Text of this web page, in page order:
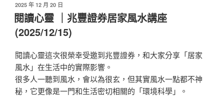
2025 年 12 月 20 日
閱讀心靈 ｜兆豐證券居家風水講座️
(2025/12/15)
閱讀心靈這次很榮幸受邀到兆豐證券，和大家分享「居家
風水」在生活中的實際影響。
很多人一聽到風水，會以為很玄，但其實風水一點都不神
秘，它更像是一門和生活密切相關的「環境科學」。